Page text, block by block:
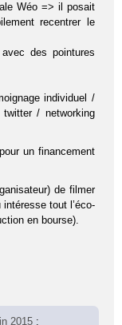
Wéo => il posait
recentrer le
des pointures
individuel /
/ networking
un financement
de filmer
tout l’éco-
en bourse).
2015 :